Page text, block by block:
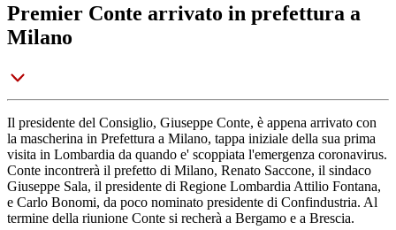
Premier Conte arrivato in prefettura a
Milano
Il presidente del Consiglio, Giuseppe Conte, è appena arrivato con
la mascherina in Prefettura a Milano, tappa iniziale della sua prima
visita in Lombardia da quando e' scoppiata l'emergenza coronavirus.
Conte incontrerà il prefetto di Milano, Renato Saccone, il sindaco
Giuseppe Sala, il presidente di Regione Lombardia Attilio Fontana,
e Carlo Bonomi, da poco nominato presidente di Confindustria. Al
termine della riunione Conte si recherà a Bergamo e a Brescia.